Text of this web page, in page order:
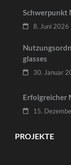
Schwerpunkt
8. Juni 2026
glasses
30. Januar
Erfolgreicher
15.
PROJEKTE